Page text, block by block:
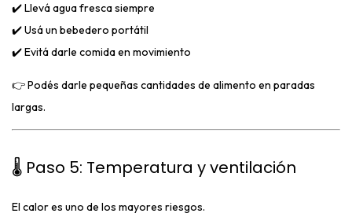
✔️ Llevá agua fresca siempre
✔️ Usá un bebedero portátil
✔️ Evitá darle comida en movimiento
👉 Podés darle pequeñas cantidades de alimento en paradas
largas.
🌡️ Paso 5: Temperatura y ventilación
El calor es uno de los mayores riesgos.